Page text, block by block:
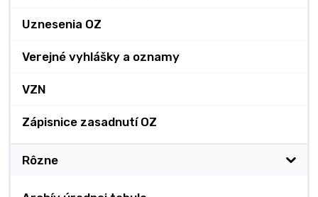
Uznesenia OZ
Verejné vyhlášky a oznamy
VZN
Zápisnice zasadnutí OZ
Rôzne